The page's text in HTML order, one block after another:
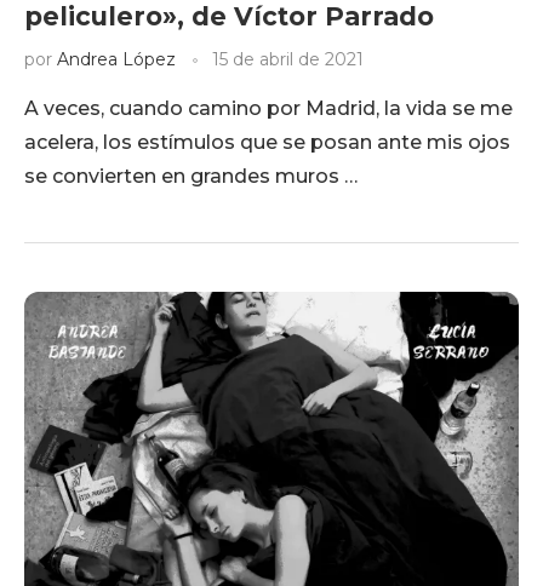
peliculero», de Víctor Parrado
por Andrea López 15 de abril de 2021
A veces, cuando camino por Madrid, la vida se me
acelera, los estímulos que se posan ante mis ojos
se convierten en grandes muros …